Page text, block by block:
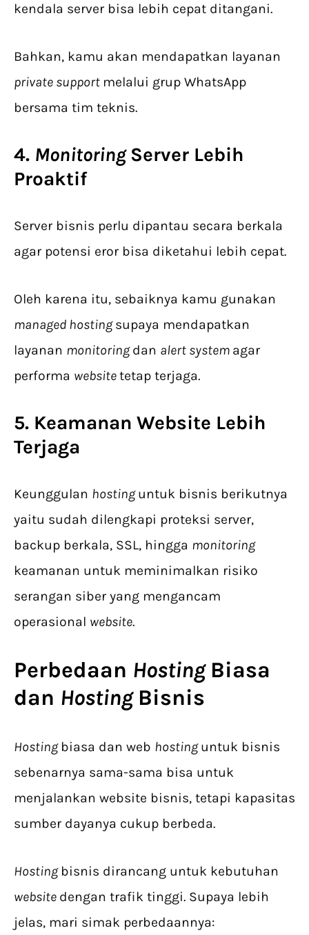
kendala server bisa lebih cepat ditangani.
Bahkan, kamu akan mendapatkan layanan
private support melalui grup WhatsApp
bersama tim teknis.
4. Monitoring Server Lebih
Proaktif
Server bisnis perlu dipantau secara berkala
agar potensi eror bisa diketahui lebih cepat.
Oleh karena itu, sebaiknya kamu gunakan
managed hostingsupaya mendapatkan
layanan monitoringdan alert system agar
performa websitetetap terjaga.
5. Keamanan Website Lebih
Terjaga
Keunggulan hostinguntuk bisnis berikutnya
yaitu sudah dilengkapi proteksi server,
backup berkala, SSL, hingga monitoring
keamanan untuk meminimalkan risiko
serangan siber yang mengancam
operasional website.
Perbedaan Hosting Biasa
dan Hosting Bisnis
Hosting biasa dan web hostinguntuk bisnis
sebenarnya sama-sama bisa untuk
menjalankan website bisnis, tetapi kapasitas
sumber dayanya cukup berbeda.
Hosting bisnis dirancang untuk kebutuhan
website dengan trafik tinggi. Supaya lebih
jelas, mari simak perbedaannya: